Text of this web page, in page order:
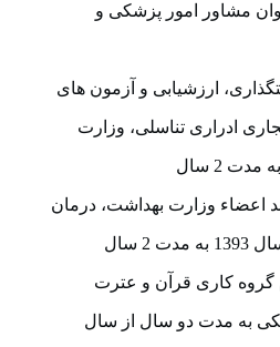
مشاور امور پزشکی و
ارزشیابی و آزمون های
ادراری تناسلی، وزارت
اعضاء وزارت بهداشت، درمان
سال
گروه کاری قرآن و عترت
به مدت دو سال از سال